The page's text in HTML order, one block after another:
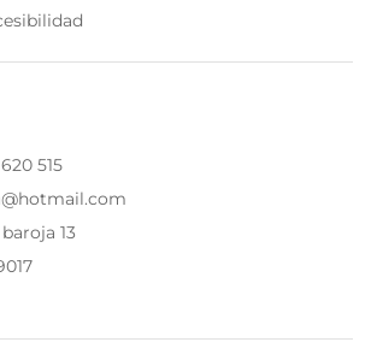
515
13